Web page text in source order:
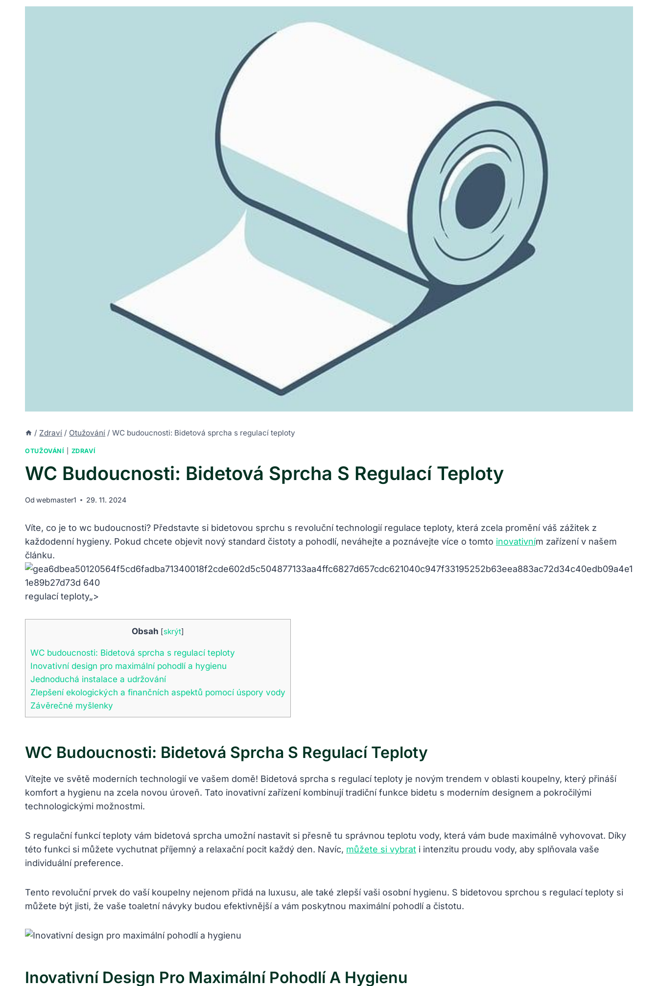
/ Zdraví / Otužování / WC budoucnosti: Bidetová sprcha s regulací teploty
OTUŽOVÁNÍ ZDRAVÍ
WC Budoucnosti: Bidetová Sprcha S Regulací Teploty
Od webmaster1 29. 11. 2024
Víte, co je to wc budoucnosti? Představte si bidetovou sprchu s revoluční technologií regulace teploty, která zcela promění váš zážitek z
každodenní hygieny. Pokud chcete objevit nový standard čistoty a pohodlí, neváhejte a poznávejte více o tomto inovativním zařízení v našem
článku.
regulací teploty„>
Obsah [skrýt]
WC budoucnosti: Bidetová sprcha s regulací teploty
Inovativní design pro maximální pohodlí a hygienu
Jednoduchá instalace a udržování
Zlepšení ekologických a finančních aspektů pomocí úspory vody
Závěrečné myšlenky
WC Budoucnosti: Bidetová Sprcha S Regulací Teploty
Vítejte ve světě moderních technologií ve vašem domě! Bidetová sprcha s regulací teploty je novým trendem v oblasti koupelny, který přináší
komfort a hygienu na zcela novou úroveň. Tato inovativní zařízení kombinují tradiční funkce bidetu s moderním designem a pokročilými
technologickými možnostmi.
S regulační funkcí teploty vám bidetová sprcha umožní nastavit si přesně tu správnou teplotu vody, která vám bude maximálně vyhovovat. Díky
této funkci si můžete vychutnat příjemný a relaxační pocit každý den. Navíc, můžete si vybrat i intenzitu proudu vody, aby splňovala vaše
individuální preference.
Tento revoluční prvek do vaší koupelny nejenom přidá na luxusu, ale také zlepší vaši osobní hygienu. S bidetovou sprchou s regulací teploty si
můžete být jisti, že vaše toaletní návyky budou efektivnější a vám poskytnou maximální pohodlí a čistotu.
Inovativní Design Pro Maximální Pohodlí A Hygienu